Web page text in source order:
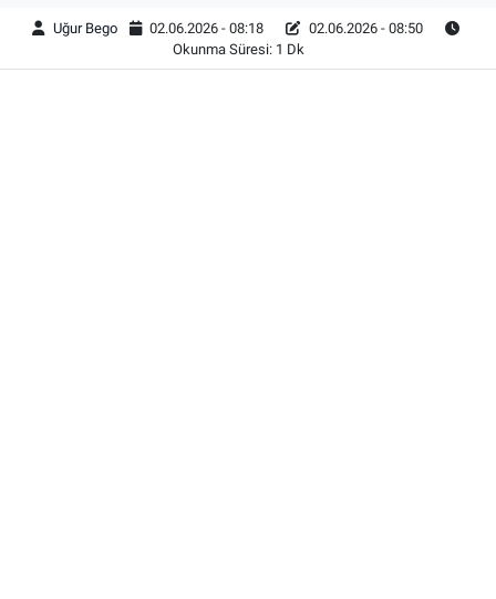
Uğur Bego 02.06.2026 - 08:18
02.06.2026 - 08:50
Okunma Süresi: 1 Dk